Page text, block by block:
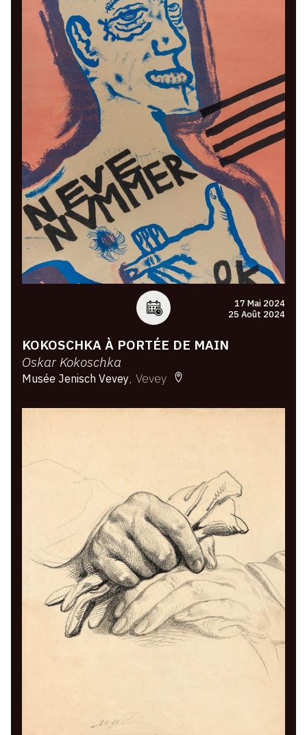
17 Mai 2024
25 Août 2024
KOKOSCHKA À PORTÉE DE MAIN
Oskar Kokoschka
Musée Jenisch Vevey Vevey